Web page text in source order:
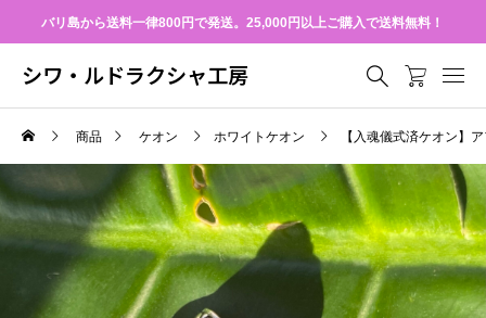
バリ島から送料一律800円で発送。25,000円以上ご購入で送料無料！
シワ・ルドラクシャ工房
商品 ケオン ホワイトケオン 【入魂儀式済ケオン】